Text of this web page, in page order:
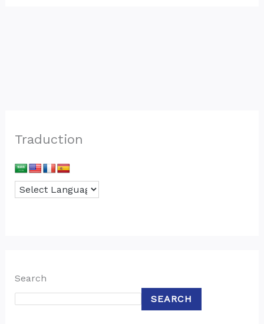
Traduction
Search
SEARCH